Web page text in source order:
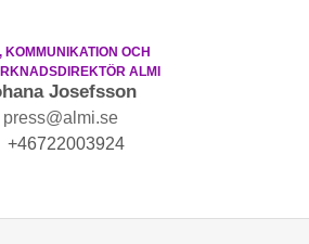
KOMMUNIKATION OCH
ALMI
Josefsson
press@almi.se
+46722003924